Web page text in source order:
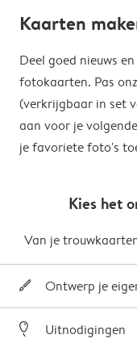
Kaarten
Deel goed nieuws
fotokaarten. Pas
(verkrijgbaar in set
aan voor je
je favoriete foto's
Kies het
Van je
Ontwerp je
Uitnodigingen